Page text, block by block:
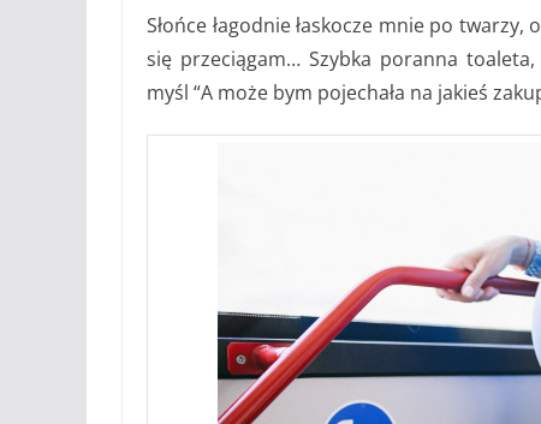
Słońce łagodnie łaskocze mnie po
się przeciągam… Szybka poranna
myśl “A może bym pojechała na jakieś